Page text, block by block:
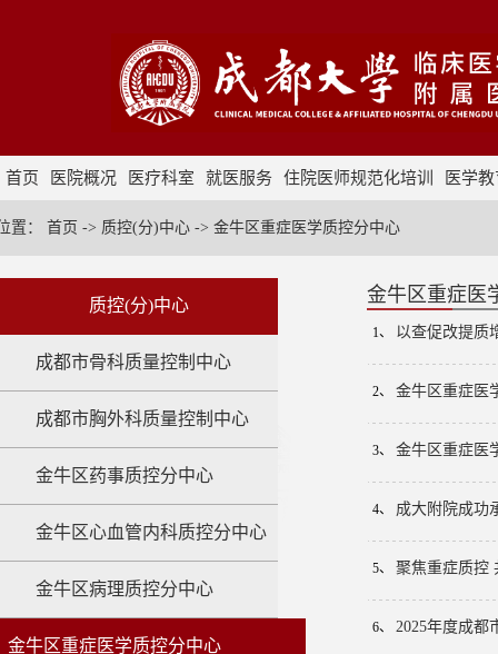
首页 医院概况 医疗科室 就医服务 住院医师规范化培训 医学
采购招标
置： 首页 -> 质控(分)中心 -> 金牛区重症医学质控分中心
质控(分)中心
成都市骨科质量控制中心
成都市胸外科质量控制中心
金牛区药事质控分中心
金牛区心血管内科质控分中心
金牛区病理质控分中心
金牛区重症医学质控分中心
金牛区重症医
1、 以查促改提质
2、 金牛区重症医
3、 金牛区重症医
4、 成大附院成功
5、 聚焦重症质控
6、 2025年度成都